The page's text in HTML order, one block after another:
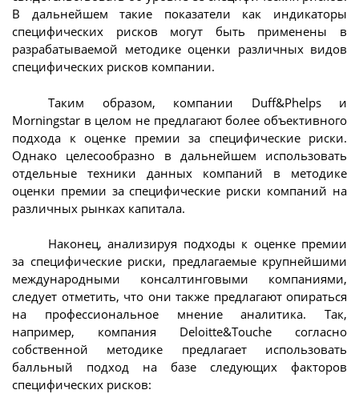
В дальнейшем такие показатели как индикаторы
специфических рисков могут быть применены в
разрабатываемой методике оценки различных видов
специфических рисков компании.
Таким образом, компании Duff&Phelps и
Morningstar в целом не предлагают более объективного
подхода к оценке премии за специфические риски.
Однако целесообразно в дальнейшем использовать
отдельные техники данных компаний в методике
оценки премии за специфические риски компаний на
различных рынках капитала.
Наконец, анализируя подходы к оценке премии
за специфические риски, предлагаемые крупнейшими
международными консалтинговыми компаниями,
следует отметить, что они также предлагают опираться
на профессиональное мнение аналитика. Так,
например, компания Deloitte&Touche согласно
собственной методике предлагает использовать
балльный подход на базе следующих факторов
специфических рисков: